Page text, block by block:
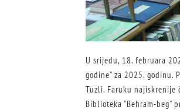
U srijedu, 18. februara
godine” za 2025. godinu.
Tuzli. Faruku najiskrenije
Biblioteka ”Behram-beg”